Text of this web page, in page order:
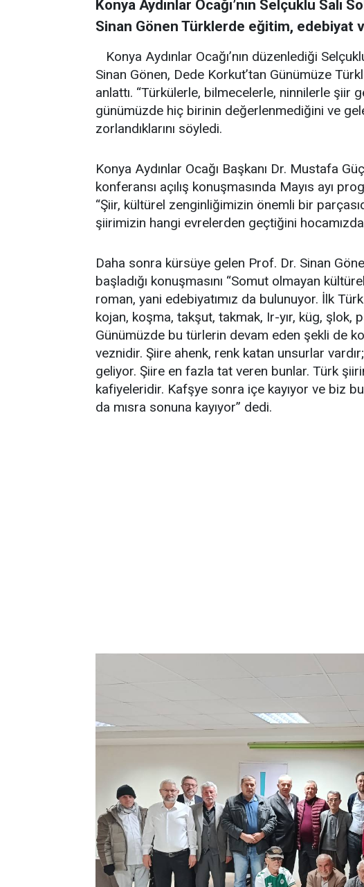
Konya Aydınlar Ocağı’nın Selçuklu Salı
Sinan Gönen Türklerde eğitim, edebiyat
Konya Aydınlar Ocağı’nın düzenlediği
Sinan Gönen, Dede Korkut’tan Günümüze
anlattı. “Türkülerle, bilmecelerle, ninnilerle şiir
günümüzde hiç birinin değerlenmediğini ve
zorlandıklarını söyledi.
Konya Aydınlar Ocağı Başkanı Dr. Mustafa
konferansı açılış konuşmasında Mayıs ayı
“Şiir, kültürel zenginliğimizin önemli bir
şiirimizin hangi evrelerden geçtiğini
Daha sonra kürsüye gelen Prof. Dr. Sinan
başladığı konuşmasını “Somut olmayan
roman, yani edebiyatımız da bulunuyor. İlk
kojan, koşma, takşut, takmak, Ir-yır, küg, şlok,
Günümüzde bu türlerin devam eden şekli de
veznidir. Şiire ahenk, renk katan unsurlar
geliyor. Şiire en fazla tat veren bunlar. Türk
kafiyeleridir. Kafşye sonra içe kayıyor ve biz
da mısra sonuna kayıyor” dedi.